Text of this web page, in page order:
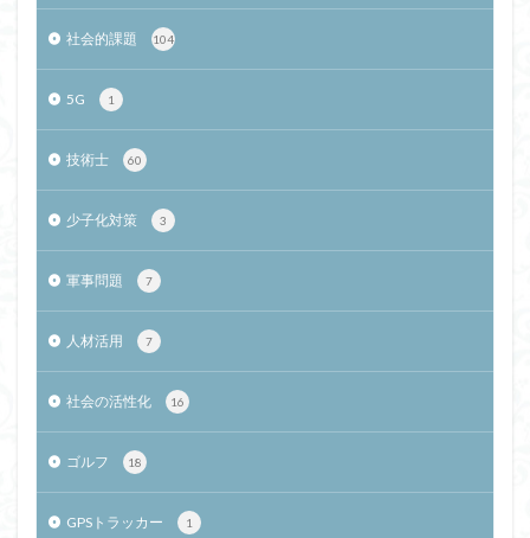
社会的課題 104
5G 1
技術士 60
少子化対策 3
軍事問題 7
人材活用 7
社会の活性化 16
ゴルフ 18
GPSトラッカー 1